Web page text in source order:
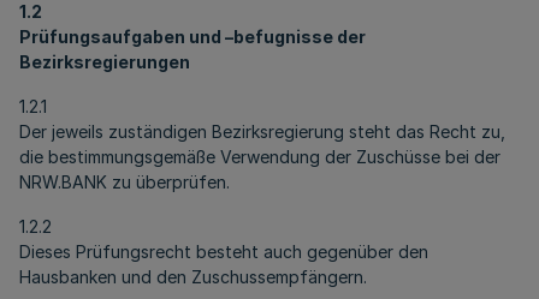
1.2
Prüfungsaufgaben und –befugnisse der
Bezirksregierungen
1.2.1
Der jeweils zuständigen Bezirksregierung steht das Recht zu,
die bestimmungsgemäße Verwendung der Zuschüsse bei der
NRW.BANK zu überprüfen.
1.2.2
Dieses Prüfungsrecht besteht auch gegenüber den
Hausbanken und den Zuschussempfängern.